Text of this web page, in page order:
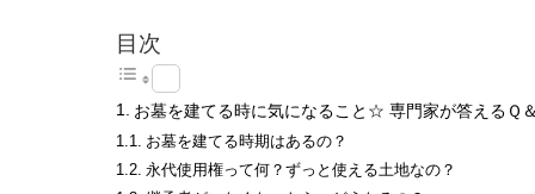
目次
お墓を建てる時に気になること☆ 専門家が答えるＱ
お墓を建てる時期はあるの？
永代使用権って何？ずっと使える土地なの？